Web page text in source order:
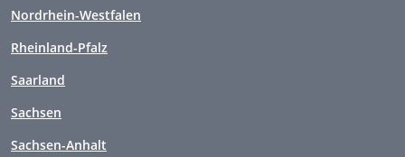
Nordrhein-Westfalen
Rheinland-Pfalz
Saarland
Sachsen
Sachsen-Anhalt